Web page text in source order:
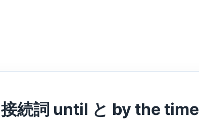
続詞 until と by the time